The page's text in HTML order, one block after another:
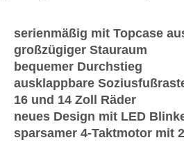
serienmäßig mit Topcase
großzügiger Stauraum
bequemer Durchstieg
ausklappbare
16 und 14 Zoll Räder
neues Design mit LED
sparsamer 4-Taktmotor mit